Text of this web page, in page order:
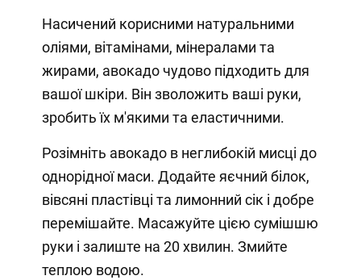
Насичений корисними натуральними
оліями, вітамінами, мінералами та
жирами, авокадо чудово підходить для
вашої шкіри. Він зволожить ваші руки,
зробить їх м'якими та еластичними.
Розімніть авокадо в неглибокій мисці до
однорідної маси. Додайте яєчний білок,
вівсяні пластівці та лимонний сік і добре
перемішайте. Масажуйте цією сумішшю
руки і залиште на 20 хвилин. Змийте
теплою водою.